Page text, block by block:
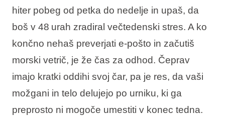
Blagovne znamke
Ami Loyalty program
Blogovi
hiter pobeg od petka do nedelje in upaš, da
boš v 48 urah zradiral večtedenski stres. A ko
končno nehaš preverjati e-pošto in začutiš
morski vetrič, je že čas za odhod. Čeprav
imajo kratki oddihi svoj čar, pa je res, da vaši
možgani in telo delujejo po urniku, ki ga
preprosto ni mogoče umestiti v konec tedna.